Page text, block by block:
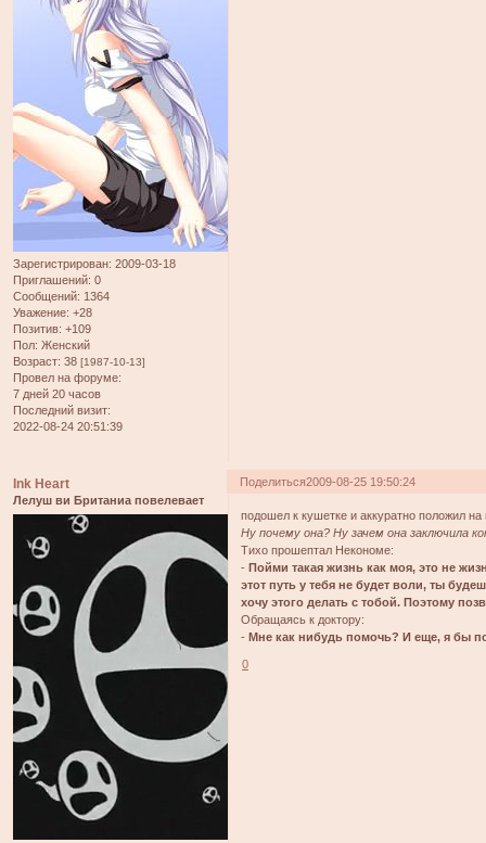
Зарегистрирован: 2009-03-18
Приглашений: 0
Сообщений: 1364
Уважение: +28
Позитив: +109
Пол: Женский
Возраст: 38 [1987-10-13]
Провел на форуме:
7 дней 20 часов
Последний визит:
2022-08-24 20:51:39
Поделиться2009-08-25 19:50:24
Ink Heart
Лелуш ви Британиа повелевает
подошел к кушетке и аккуратно положил
Ну почему она? Ну зачем она заключила
Тихо прошептал Некономе:
-Пойми такая жизнь как моя, это не
этот путь у тебя не будет воли, ты
хочу этого делать с тобой. Поэтому
Обращаясь к доктору:
-Мне как нибудь помочь? И еще, я бы
0